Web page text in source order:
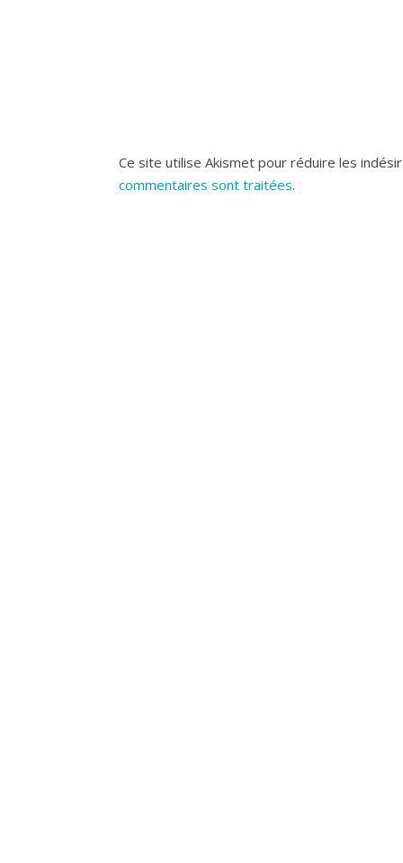
Ce site utilise Akismet pour réduire les
commentaires sont traitées.